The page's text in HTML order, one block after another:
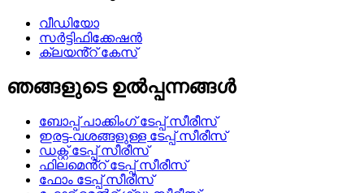
വീഡിയോ
സർട്ടിഫിക്കേഷൻ
ക്ലയൻ്റ് കേസ്
ഞങ്ങളുടെ ഉൽപ്പന്നങ്ങൾ
ബോപ്പ് പാക്കിംഗ് ടേപ്പ് സീരീസ്
ഇരട്ട-വശങ്ങളുള്ള ടേപ്പ് സീരീസ്
ഡക്റ്റ് ടേപ്പ് സീരീസ്
ഫിലമെൻ്റ് ടേപ്പ് സീരീസ്
ഫോം ടേപ്പ് സീരീസ്